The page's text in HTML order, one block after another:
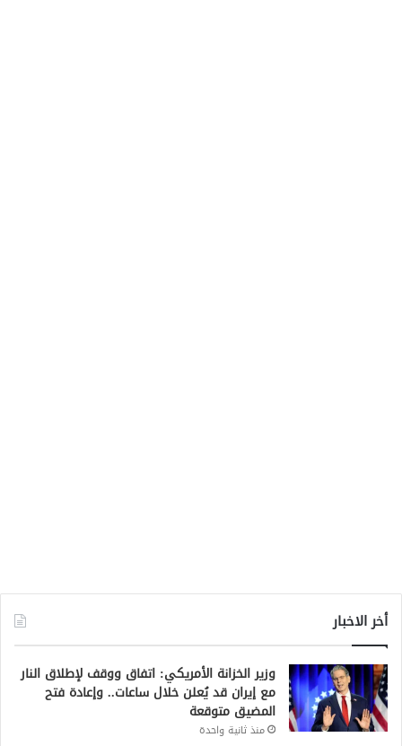
أخر الاخبار
وزير الخزانة الأمريكي: اتفاق ووقف لإطلاق النار
مع إيران قد يُعلن خلال ساعات.. وإعادة فتح
المضيق متوقعة
منذ ثانية واحدة